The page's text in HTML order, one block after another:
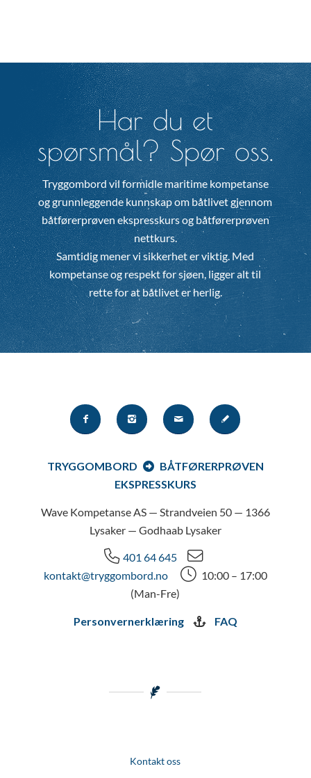
Har du et
spørsmål? Spør oss.
Tryggombord vil formidle maritime kompetanse
og grunnleggende kunnskap om båtlivet gjennom
båtførerprøven ekspresskurs og båtførerprøven
nettkurs.
Samtidig mener vi sikkerhet er viktig. Med
kompetanse og respekt for sjøen, ligger alt til
rette for at båtlivet er herlig.
TRYGGOMBORD
BÅTFØRERPRØVEN
EKSPRESSKURS
Wave Kompetanse AS — Strandveien 50 — 1366
Lysaker — Godhaab Lysaker
401 64 645
kontakt@tryggombord.no
10:00 – 17:00
(Man-Fre)
Personvernerklæring FAQ
Kontakt oss